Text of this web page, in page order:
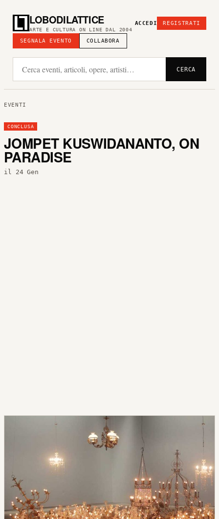
LOBODILATTICE
ARTE E CULTURA ON LINE DAL 2004
SEGNALA EVENTO COLLABORA
ACCEDI REGISTRATI
CERCA
EVENTI
CONCLUSA
JOMPET KUSWIDANANTO, ON
PARADISE
il 24 Gen